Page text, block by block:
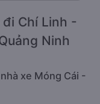
Chí Linh -
Ninh
xe Móng Cái -